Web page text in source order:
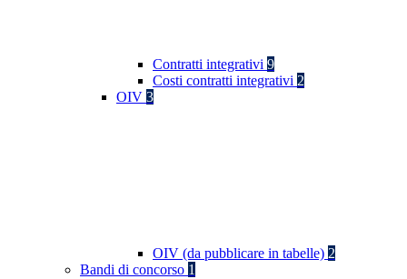
Contratti integrativi 9
Costi contratti integrativi 2
OIV 3
OIV (da pubblicare in tabelle) 2
Bandi di concorso 1